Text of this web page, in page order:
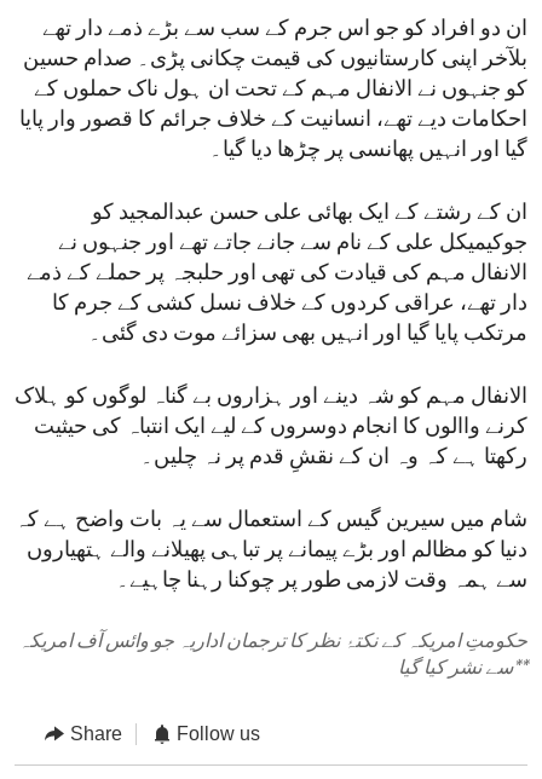
ان دو افراد کو جو اس جرم کے سب سے بڑے ذمے دار تھے
بلآخر اپنی کارستانیوں کی قیمت چکانی پڑی۔ صدام حسین
کو جنہوں نے الانفال مہم کے تحت ان ہول ناک حملوں کے
احکامات دیے تھے، انسانیت کے خلاف جرائم کا قصور وار پایا
گیا اور انہیں پھانسی پر چڑھا دیا گیا۔
ان کے رشتے کے ایک بھائی علی حسن عبدالمجید کو
جوکیمیکل علی کے نام سے جانے جاتے تھے اور جنہوں نے
الانفال مہم کی قیادت کی تھی اور حلبجہ پر حملے کے ذمے
دار تھے، عراقی کردوں کے خلاف نسل کشی کے جرم کا
مرتکب پایا گیا اور انہیں بھی سزائے موت دی گئی۔
الانفال مہم کو شہ دینے اور ہزاروں بے گناہ لوگوں کو ہلاک
کرنے واالوں کا انجام دوسروں کے لیے ایک انتباہ کی حیثیت
رکھتا ہے کہ وہ ان کے نقشِ قدم پر نہ چلیں۔
شام میں سیرین گیس کے استعمال سے یہ بات واضح ہے کہ
دنیا کو مظالم اور بڑے پیمانے پر تباہی پھیلانے والے ہتھیاروں
سے ہمہ وقت لازمی طور پر چوکنا رہنا چاہیے۔
حکومتِ امریکہ کے نکتۂ نظر کا ترجمان اداریہ جو وائس آف امریکہ
سے نشر کیا گیا**
Share Follow us